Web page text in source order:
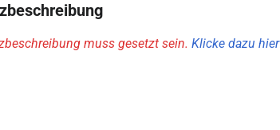
muss gesetzt sein. Klicke dazu hier